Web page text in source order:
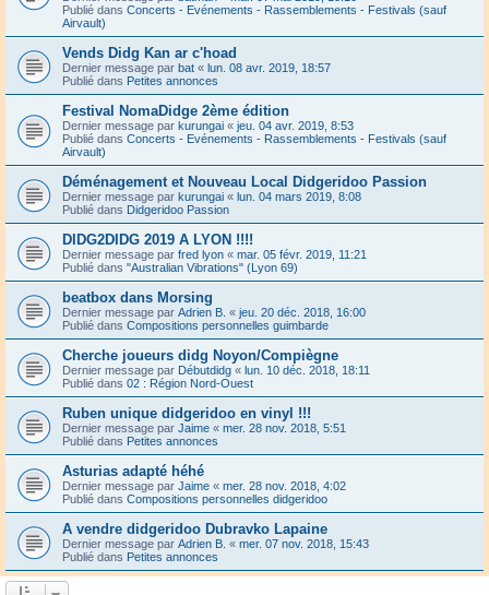
Publié dans Concerts - Evénements - Rassemblements - Festivals (sauf
Airvault)
Vends Didg Kan ar c'hoad
Dernier message par bat « lun. 08 avr. 2019, 18:57
Publié dans Petites annonces
Festival NomaDidge 2ème édition
Dernier message par kurungai « jeu. 04 avr. 2019, 8:53
Publié dans Concerts - Evénements - Rassemblements - Festivals (sauf
Airvault)
Déménagement et Nouveau Local Didgeridoo Passion
Dernier message par kurungai « lun. 04 mars 2019, 8:08
Publié dans Didgeridoo Passion
DIDG2DIDG 2019 A LYON !!!!
Dernier message par fred lyon « mar. 05 févr. 2019, 11:21
Publié dans "Australian Vibrations" (Lyon 69)
beatbox dans Morsing
Dernier message par Adrien B. « jeu. 20 déc. 2018, 16:00
Publié dans Compositions personnelles guimbarde
Cherche joueurs didg Noyon/Compiègne
Dernier message par Débutdidg « lun. 10 déc. 2018, 18:11
Publié dans 02 : Région Nord-Ouest
Ruben unique didgeridoo en vinyl !!!
Dernier message par Jaime « mer. 28 nov. 2018, 5:51
Publié dans Petites annonces
Asturias adapté héhé
Dernier message par Jaime « mer. 28 nov. 2018, 4:02
Publié dans Compositions personnelles didgeridoo
A vendre didgeridoo Dubravko Lapaine
Dernier message par Adrien B. « mer. 07 nov. 2018, 15:43
Publié dans Petites annonces